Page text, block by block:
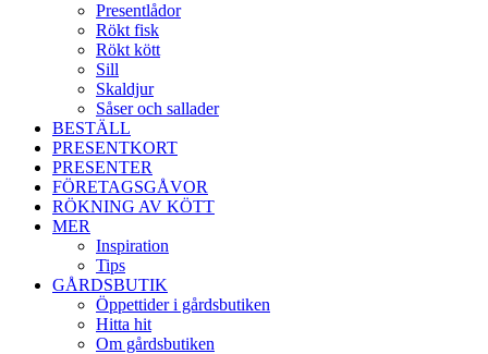
Presentlådor
Rökt fisk
Rökt kött
Sill
Skaldjur
Såser och sallader
BESTÄLL
PRESENTKORT
PRESENTER
FÖRETAGSGÅVOR
RÖKNING AV KÖTT
MER
Inspiration
Tips
GÅRDSBUTIK
Öppettider i gårdsbutiken
Hitta hit
Om gårdsbutiken